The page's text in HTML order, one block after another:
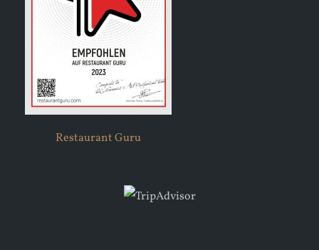
Restaurant Guru